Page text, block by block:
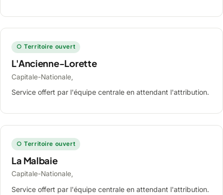
○ Territoire ouvert
L'Ancienne-Lorette
Capitale-Nationale,
Service offert par l'équipe centrale en attendant l'attribution.
○ Territoire ouvert
La Malbaie
Capitale-Nationale,
Service offert par l'équipe centrale en attendant l'attribution.